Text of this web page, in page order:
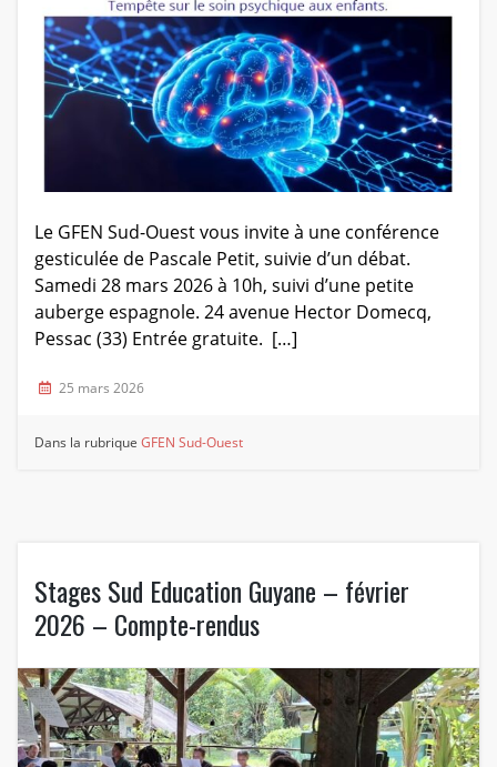
Le GFEN Sud-Ouest vous invite à une conférence
gesticulée de Pascale Petit, suivie d’un débat.
Samedi 28 mars 2026 à 10h, suivi d’une petite
auberge espagnole. 24 avenue Hector Domecq,
Pessac (33) Entrée gratuite. […]
25 mars 2026
Dans la rubriqueGFEN Sud-Ouest
Stages Sud Education Guyane – février
2026 – Compte-rendus